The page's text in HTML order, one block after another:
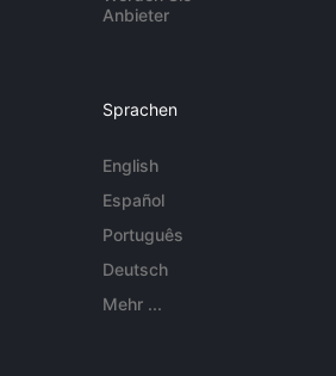
Anbieter
Sprachen
English
Español
Português
Deutsch
Mehr ...